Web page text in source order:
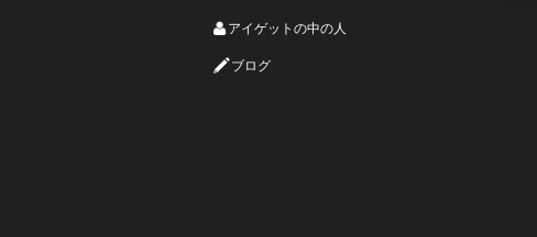
アイゲットの中の人
ブログ